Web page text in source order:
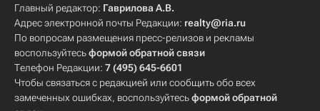
Главный редактор: Гаврилова А.В.
Адрес электронной почты Редакции: realty@ria.ru
По вопросам размещения пресс-релизов и рекламы
воспользуйтесьформой обратной связи
Телефон Редакции: 7 (495) 645-6601
Чтобы связаться с редакцией или сообщить обо всех
замеченных ошибках, воспользуйтесьформой обратной